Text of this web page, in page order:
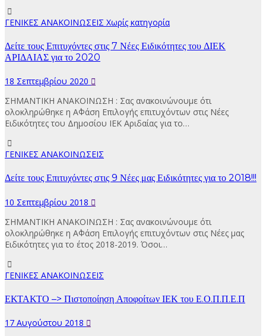
ΓΕΝΙΚΕΣ ΑΝΑΚΟΙΝΩΣΕΙΣ Χωρίς κατηγορία
Δείτε τους Επιτυχόντες στις 7 Νέες Ειδικότητες του ΔΙΕΚ
ΑΡΙΔΑΙΑΣ για το 2020
18 Σεπτεμβρίου 2020
ΣΗΜΑΝΤΙΚΗ ΑΝΑΚΟΙΝΩΣΗ : Σας ανακοινώνουμε ότι
ολοκληρώθηκε η Α΄Φάση Επιλογής επιτυχόντων στις Νέες
Ειδικότητες του Δημοσίου ΙΕΚ Αριδαίας για το…
ΓΕΝΙΚΕΣ ΑΝΑΚΟΙΝΩΣΕΙΣ
Δείτε τους Επιτυχόντες στις 9 Νέες μας Ειδικότητες για το 2018!!!
10 Σεπτεμβρίου 2018
ΣΗΜΑΝΤΙΚΗ ΑΝΑΚΟΙΝΩΣΗ : Σας ανακοινώνουμε ότι
ολοκληρώθηκε η Α΄Φάση Επιλογής επιτυχόντων στις Νέες μας
Ειδικότητες για το έτος 2018-2019. Όσοι…
ΓΕΝΙΚΕΣ ΑΝΑΚΟΙΝΩΣΕΙΣ
ΕΚΤΑΚΤΟ –> Πιστοποίηση Αποφοίτων ΙΕΚ του Ε.Ο.Π.Π.Ε.Π
17 Αυγούστου 2018